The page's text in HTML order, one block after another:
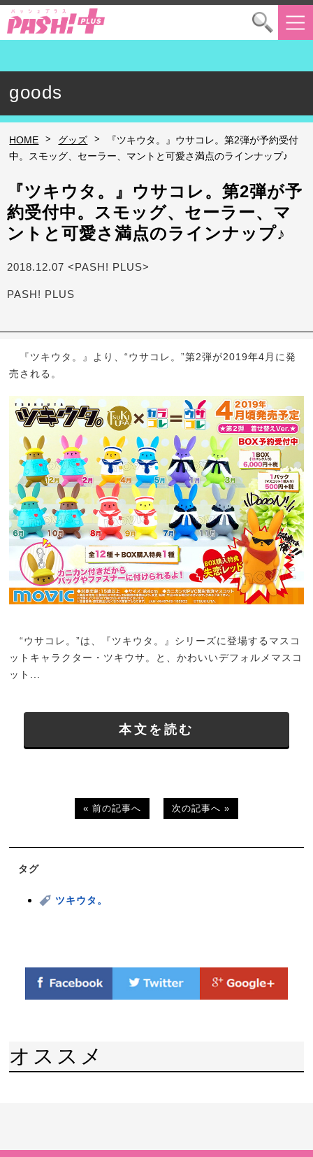
goods
HOME > グッズ >
『ツキウタ。』ウサコレ。第2弾が予約受付
中。スモッグ、セーラー、マントと可愛さ満点のラインナップ♪
『ツキウタ。』ウサコレ。第2弾が予
約受付中。スモッグ、セーラー、マ
ントと可愛さ満点のラインナップ♪
2018.12.07 <PASH! PLUS>
PASH! PLUS
『ツキウタ。』より、“ウサコレ。”第2弾が2019年4月に発
売される。
“ウサコレ。”は、『ツキウタ。』シリーズに登場するマスコ
ットキャラクター・ツキウサ。と、かわいいデフォルメマスコ
ット...
本文を読む
« 前の記事へ 次の記事へ »
タグ
ツキウタ。
オススメ